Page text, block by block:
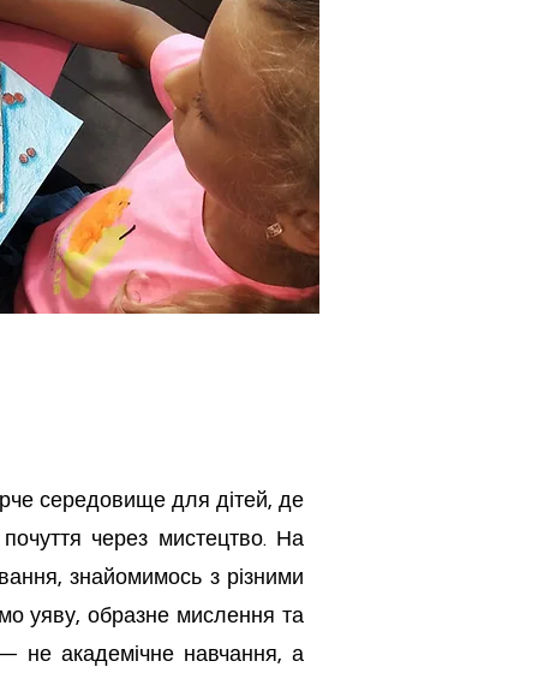
середовище для дітей, де
через мистецтво. На
знайомимось з різними
уяву, образне мислення та
не академічне навчання, а